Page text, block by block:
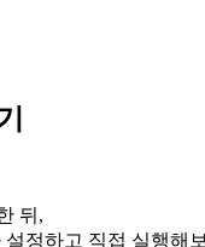
뒤,
정하고 직접 실행해